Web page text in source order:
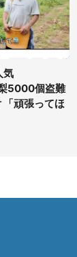
気
5000個盗難
「頑張ってほ